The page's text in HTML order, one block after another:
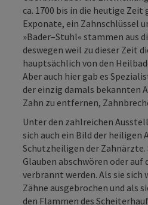
ca. 1700 bis in die heutige
Exponate, ein Zahnschlüssel
»Bader–Stuhl« stammen aus
deswegen weil zu dieser Zeit
hauptsächlich von den
Aber auch hier gab es
der einzig damals bekannten
Zahn zu entfernen,
Unter den zahlreichen
sich auch ein Bild der heiligen
Schutzheiligen der
Glauben abschwören oder auf
verbrannt werden. Als sie sich
Zähne ausgebrochen und als
den Flammen des